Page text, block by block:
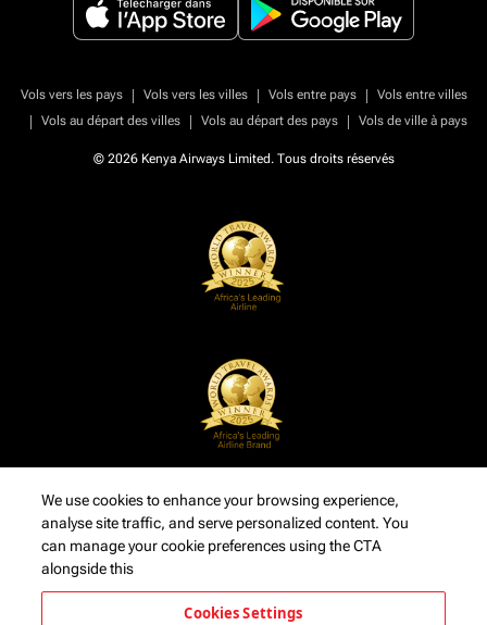
Vols vers les pays | Vols vers les villes | Vols entre pays |
Vols entre villes
|
Vols au départ des villes | Vols au départ des pays | Vols de ville à pays
© 2026 Kenya Airways Limited. Tous droits réservés
We use cookies to enhance your browsing experience,
analyse site traffic, and serve personalized content. You
can manage your cookie preferences using the CTA
alongside this
Cookies Settings